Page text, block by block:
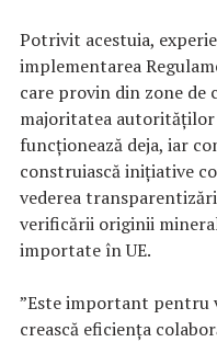
Potrivit acestuia,
implementarea
care provin din zone de
majoritatea
funcționează deja, iar
construiască inițiative
vederea
verificării originii
importate în UE.
”Este important pentru
crească eficiența